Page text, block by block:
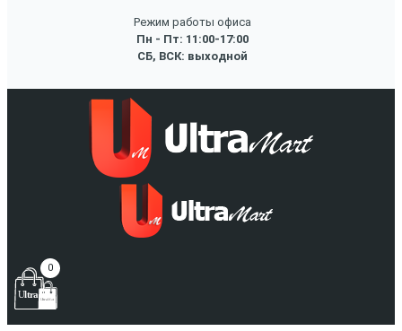
Режим работы офиса
Пн - Пт: 11:00-17:00
СБ, ВСК: выходной
0